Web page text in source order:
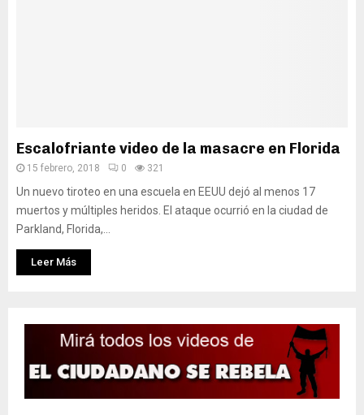
Escalofriante video de la masacre en Florida
15 febrero, 2018 0 321
Un nuevo tiroteo en una escuela en EEUU dejó al menos 17
muertos y múltiples heridos. El ataque ocurrió en la ciudad de
Parkland, Florida,...
Leer Más